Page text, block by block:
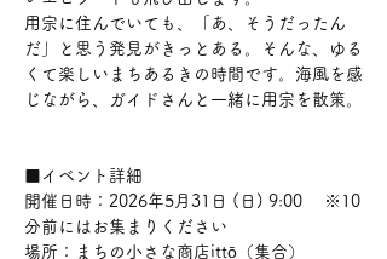
用宗に住んでいても、「あ、そうだったん
だ」と思う発見がきっとある。そんな、ゆる
くて楽しいまちあるきの時間です。海風を感
じながら、ガイドさんと一緒に用宗を散策。
■イベント詳細
開催日時：2026年5月31日 (日) 9:00 　※10
分前にはお集まりください
場所：まちの小さな商店ittō（集合）